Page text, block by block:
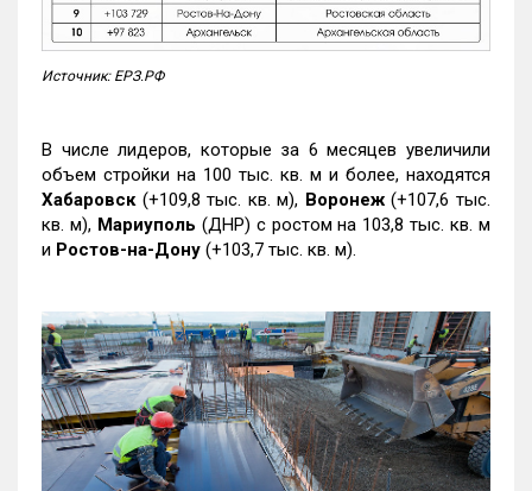
Источник: ЕРЗ.РФ
В числе лидеров, которые за 6 месяцев увеличили
объем стройки на 100 тыс. кв. м и более, находятся
Хабаровск (+109,8 тыс. кв. м), Воронеж(+107,6 тыс.
кв. м), Мариуполь (ДНР) с ростом на 103,8 тыс. кв. м
и Ростов-на-Дону (+103,7 тыс. кв. м).